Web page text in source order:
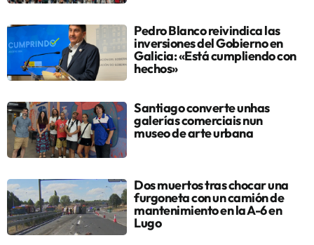
Pedro Blanco reivindica las
inversiones del Gobierno en
Galicia: «Está cumpliendo con
hechos»
Santiago converte unhas
galerías comerciais nun
museo de arte urbana
Dos muertos tras chocar una
furgoneta con un camión de
mantenimiento en la A-6 en
Lugo